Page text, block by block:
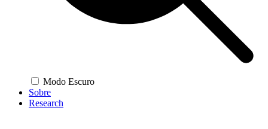
Modo Escuro
Sobre
Research